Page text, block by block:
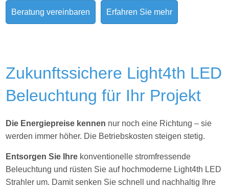
Beratung vereinbaren Erfahren Sie mehr
Zukunftssichere Light4th LED
Beleuchtung für Ihr Projekt
Die Energiepreise kennen nur noch eine Richtung – sie
werden immer höher. Die Betriebskosten steigen stetig.
Entsorgen Sie Ihre konventionelle stromfressende
Beleuchtung und rüsten Sie auf hochmoderne Light4th LED
Strahler um. Damit senken Sie schnell und nachhaltig Ihre